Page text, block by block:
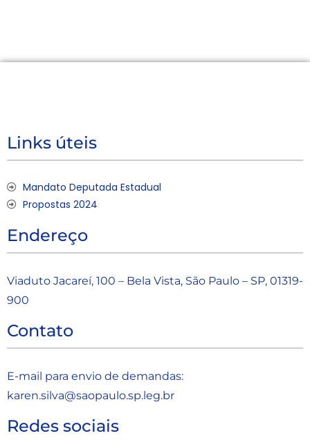
Links úteis
Mandato Deputada Estadual
Propostas 2024
Endereço
Viaduto Jacareí, 100 – Bela Vista, São Paulo – SP, 01319-
900
Contato
E-mail para envio de demandas:
karen.silva@saopaulo.sp.leg.br
Redes sociais